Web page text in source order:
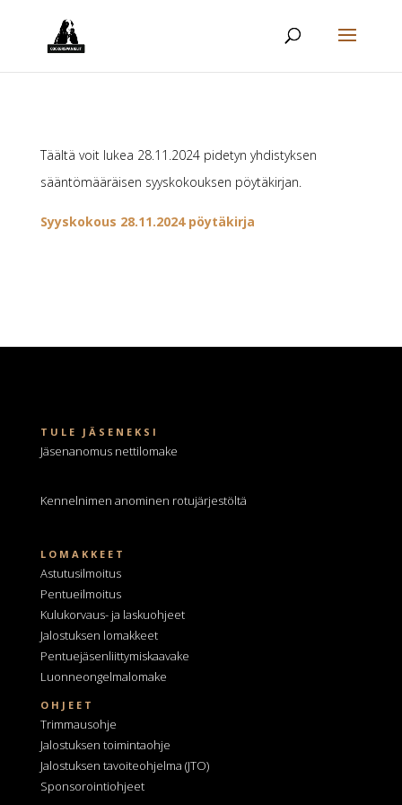
Täältä voit lukea 28.11.2024 pidetyn yhdistyksen
sääntömääräisen syyskokouksen pöytäkirjan.
Syyskokous 28.11.2024 pöytäkirja
TULE JÄSENEKSI
Jäsenanomus nettilomake
Kennelnimen anominen rotujärjestöltä
LOMAKKEET
Astutusilmoitus
Pentueilmoitus
Kulukorvaus- ja laskuohjeet
Jalostuksen lomakkeet
Pentuejäsenliittymiskaavake
Luonneongelmalomake
OHJEET
Trimmausohje
Jalostuksen toimintaohje
Jalostuksen tavoiteohjelma (JTO)
Sponsorointiohjeet